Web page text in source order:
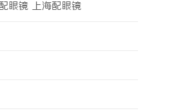
眼镜 上海配眼镜